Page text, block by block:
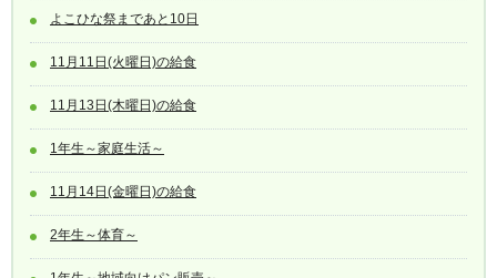
よこひな祭まであと10日
11月11日(火曜日)の給食
11月13日(木曜日)の給食
1年生～家庭生活～
11月14日(金曜日)の給食
2年生～体育～